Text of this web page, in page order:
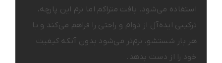
استفاده می‌شود. بافت متراکم اما نرم این پارچه،
ترکیبی ایده‌آل از دوام و راحتی را فراهم می‌کند و با
هر بار شستشو، نرم‌تر می‌شود بدون آنکه کیفیت
خود را از دست بدهد.